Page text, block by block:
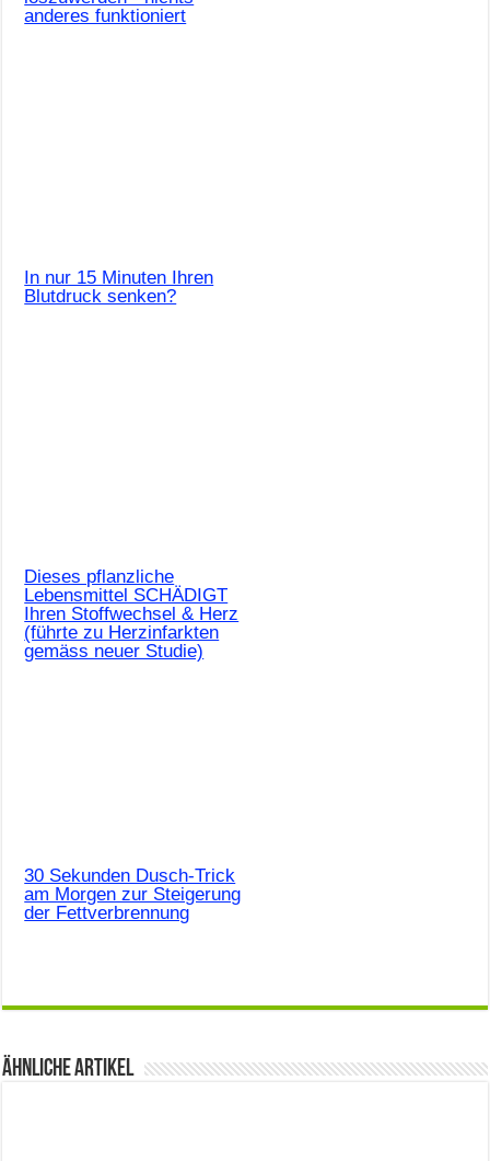
anderes funktioniert
In nur 15 Minuten Ihren
Blutdruck senken?
Dieses pflanzliche
Lebensmittel SCHÄDIGT
Ihren Stoffwechsel & Herz
(führte zu Herzinfarkten
gemäss neuer Studie)
30 Sekunden Dusch-Trick
am Morgen zur Steigerung
der Fettverbrennung
Ähnliche Artikel